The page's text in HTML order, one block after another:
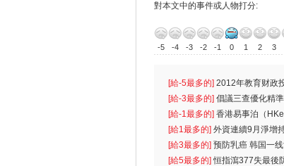
對本文中的事件或人物打分:
-5 -4 -3 -2 -1 0 1 2 3
[給-5最多的] 2012年教育财政
首位
[給-3最多的] 倡議三查優化精
生
[給-1最多的] 香港易事泊（
k）”项目
[給1最多的] 外資連續9月淨增
[給3最多的] 预防乳癌 韩国一
[給5最多的]恒指瀉377失最後